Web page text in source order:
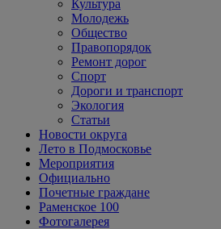
Культура
Молодежь
Общество
Правопорядок
Ремонт дорог
Спорт
Дороги и транспорт
Экология
Статьи
Новости округа
Лето в Подмосковье
Мероприятия
Официально
Почетные граждане
Раменское 100
Фотогалерея